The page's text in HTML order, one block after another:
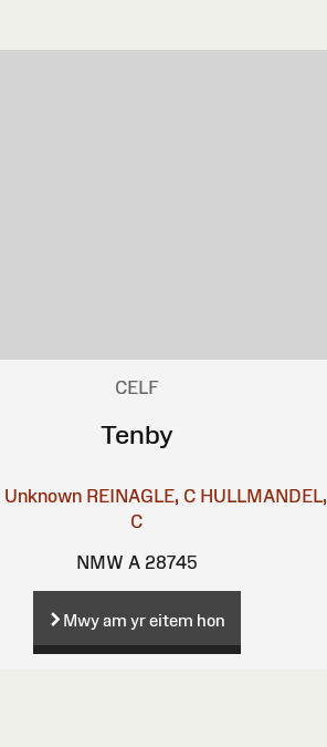
CELF
Tenby
Unknown REINAGLE, C HULLMANDEL,
C
NMW A 28745
Mwy am yr eitem hon